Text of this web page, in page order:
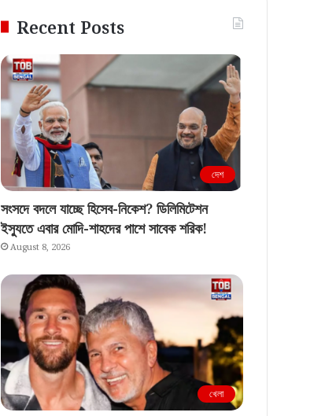
Recent Posts
দেশ
সংসদে বদলে যাচ্ছে হিসেব-নিকেশ? ডিলিমিটেশন
ইস্যুতে এবার মোদি-শাহদের পাশে সাবেক শরিক!
August 8, 2026
খেলা